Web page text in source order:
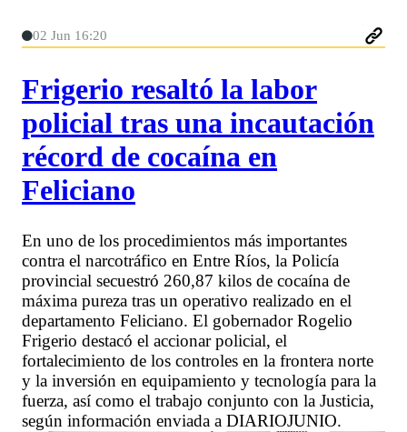
02 Jun 16:20
Frigerio resaltó la labor
policial tras una incautación
récord de cocaína en
Feliciano
En uno de los procedimientos más importantes
contra el narcotráfico en Entre Ríos, la Policía
provincial secuestró 260,87 kilos de cocaína de
máxima pureza tras un operativo realizado en el
departamento Feliciano. El gobernador Rogelio
Frigerio destacó el accionar policial, el
fortalecimiento de los controles en la frontera norte
y la inversión en equipamiento y tecnología para la
fuerza, así como el trabajo conjunto con la Justicia,
según información enviada a DIARIOJUNIO.